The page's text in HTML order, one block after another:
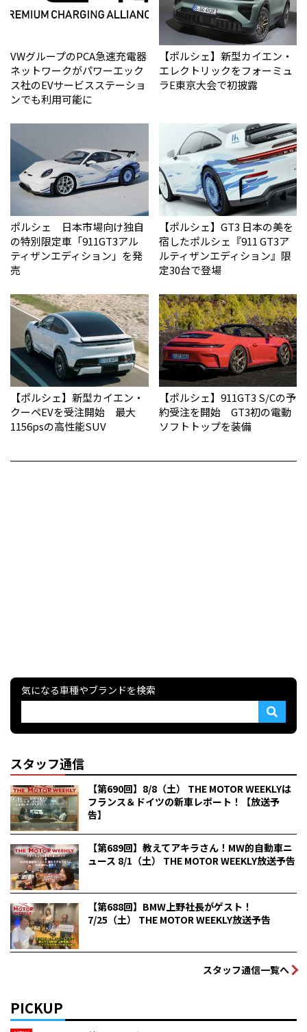
VWグループのPCA急速充電器
ネットワークがパワーエック
ス社のEVサービスステーショ
ンでも利用可能に
【ポルシェ】新型カイエン・
エレクトリックをフォーミュ
ラE東京大会で初披露
ポルシェ 日本市場向け独自
の特別限定車「911GT3アル
ティザンエディション」を発
売
【ポルシェ】GT3 日本の美を
宿したポルシェ『911 GT3ア
ルティザンエディション』限
定30台で登場
【ポルシェ】新型カイエン・
クーペEVを受注開始 最大
1156psの高性能SUV
【ポルシェ】911GT3 S/Cの予
約受注を開始 GT3初の電動
ソフトトップを装備
気になる車種やブランドを検索
スタッフ通信
【第690回】8/8（土） THE MOTOR WEEKLYは
フランス＆ドイツの新車レポート！【放送予
告】
【第689回】教えてアキラさん！MW的自動車ニ
ュース 8/1（土） THE MOTOR WEEKLY放送予告
【第688回】BMW上野社長がゲスト！
7/25（土） THE MOTOR WEEKLY放送予告
スタッフ通信一覧へ
PICKUP